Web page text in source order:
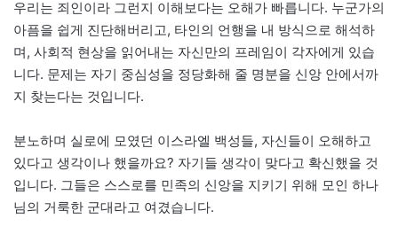
우리는 죄인이라 그런지 이해보다는 오해가 빠릅니다. 누군가의
아픔을 쉽게 진단해버리고, 타인의 언행을 내 방식으로 해석하
며, 사회적 현상을 읽어내는 자신만의 프레임이 각자에게 있습
니다. 문제는 자기 중심성을 정당화해 줄 명분을 신앙 안에서까
지 찾는다는 것입니다.
분노하며 실로에 모였던 이스라엘 백성들, 자신들이 오해하고
있다고 생각이나 했을까요? 자기들 생각이 맞다고 확신했을 것
입니다. 그들은 스스로를 민족의 신앙을 지키기 위해 모인 하나
님의 거룩한 군대라고 여겼습니다.